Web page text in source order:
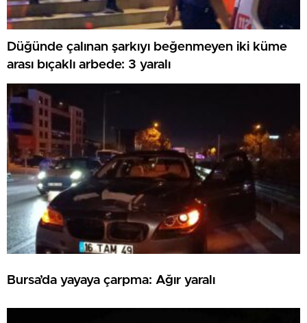
Düğünde çalınan şarkıyı beğenmeyen iki küme
arası bıçaklı arbede: 3 yaralı
Bursa’da yayaya çarpma: Ağır yaralı